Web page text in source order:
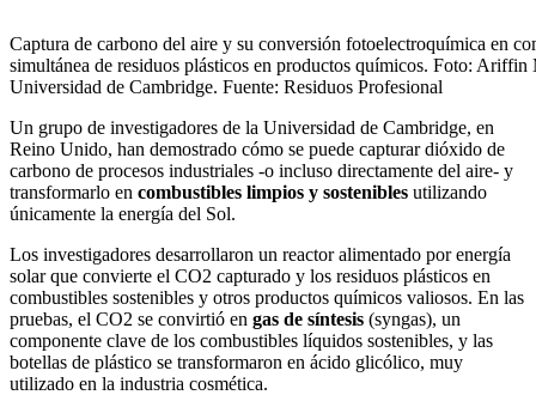
Captura de carbono del aire y su conversión fotoelectroquímica en
simultánea de residuos plásticos en productos químicos. Foto:
Universidad de Cambridge. Fuente: Residuos Profesional
Un grupo de investigadores de la Universidad de Cambridge, en
Reino Unido, han demostrado cómo se puede capturar dióxido de
carbono de procesos industriales -o incluso directamente del aire- y
transformarlo en combustibles limpios y sostenibles utilizando
únicamente la energía del Sol.
Los investigadores desarrollaron un reactor alimentado por energía
solar que convierte el CO2 capturado y los residuos plásticos en
combustibles sostenibles y otros productos químicos valiosos. En las
pruebas, el CO2 se convirtió en gas de síntesis (syngas), un
componente clave de los combustibles líquidos sostenibles, y las
botellas de plástico se transformaron en ácido glicólico, muy
utilizado en la industria cosmética.